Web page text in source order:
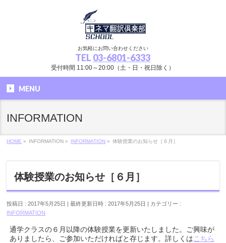
お気軽にお問い合わせください
TEL 03-6801-6333
受付時間 11:00～20:00（土・日・祝日除く）
MENU
INFORMATION
HOME » INFORMATION » INFORMATION » 体験授業のお知らせ［６月］
体験授業のお知らせ［６月］
投稿日 : 2017年5月25日 最終更新日時 : 2017年5月25日
カテゴリー :
INFORMATION
通学クラスの６月以降の体験授業を更新いたしました。ご興味が
ありましたら、ご参加いただければと存じます。詳しくは こちら